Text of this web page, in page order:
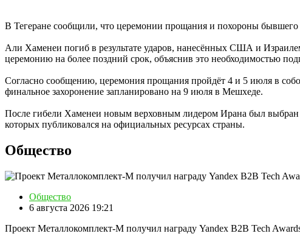
В Тегеране сообщили, что церемонии прощания и похороны
Али Хаменеи погиб в результате ударов, нанесённых США и
церемонию на более поздний срок, объяснив это необходимостью
Согласно сообщению, церемония прощания пройдёт 4 и 5 июля в
финальное захоронение запланировано на 9 июля в Мешхеде.
После гибели Хаменеи новым верховным лидером Ирана был выбран
которых публиковался на официальных ресурсах страны.
Общество
Общество
6 августа 2026 19:21
Проект Металлокомплект-М получил награду Yandex B2B Tech